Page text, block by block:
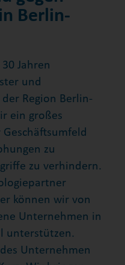
Berlin-
Jahren
und
Region Berlin-
ein großes
zu
zu verhindern.
können wir von
Unternehmen in
unterstützen.
Unternehmen